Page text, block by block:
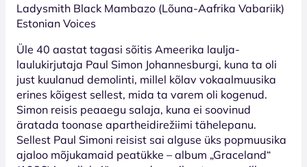
Ladysmith Black Mambazo (Lõuna-Aafrika Vabariik)
Estonian Voices
Üle 40 aastat tagasi sõitis Ameerika laulja-
laulukirjutaja Paul Simon Johannesburgi, kuna ta oli
just kuulanud demolinti, millel kõlav vokaalmuusika
erines kõigest sellest, mida ta varem oli kogenud.
Simon reisis peaaegu salaja, kuna ei soovinud
äratada toonase apartheidirežiimi tähelepanu.
Sellest Paul Simoni reisist sai alguse üks popmuusika
ajaloo mõjukamaid peatükke – album „Graceland“